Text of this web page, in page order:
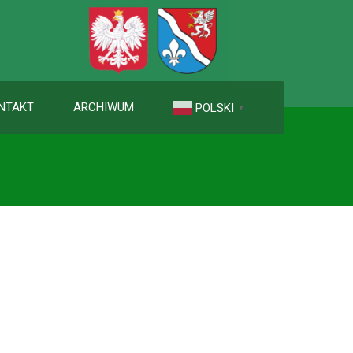
ARCHIWUM POLSKI ▼